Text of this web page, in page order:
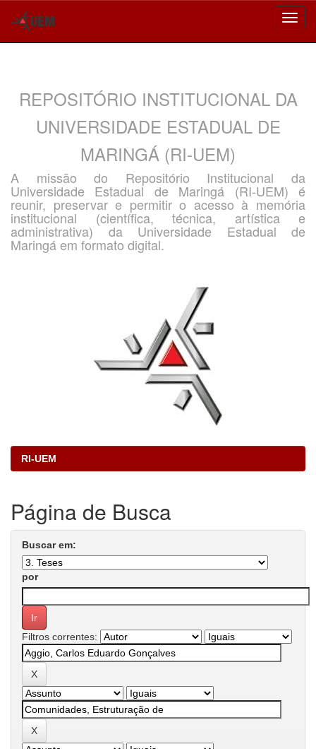
REPOSITÓRIO INSTITUCIONAL DA
UNIVERSIDADE ESTADUAL DE
MARINGÁ (RI-UEM)
A missão do Repositório Institucional da
Universidade Estadual de Maringá (RI-UEM) é
reunir, preservar e permitir o acesso à memória
institucional (científica, técnica, artística e
administrativa) da Universidade Estadual de
Maringá em formato digital.
RI-UEM
Página de Busca
Buscar em:
por
Filtros correntes: